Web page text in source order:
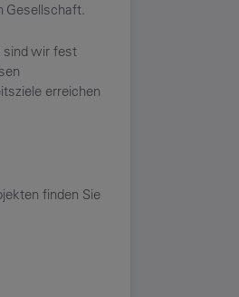
Gesellschaft.
sind wir fest
erreichen
finden Sie